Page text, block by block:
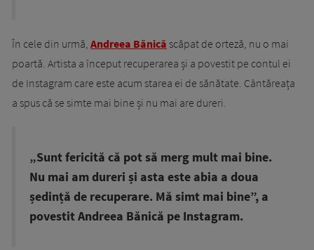
În cele din urmă, Andreea Bănică scăpat de orteză, nu o mai
poartă. Artista a început recuperarea și a povestit pe contul ei
de Instagram care este acum starea ei de sănătate. Cântăreața
a spus că se simte mai bine și nu mai are dureri.
„Sunt fericită că pot să merg mult mai bine.
Nu mai am dureri și asta este abia a doua
ședință de recuperare. Mă simt mai bine”, a
povestit Andreea Bănică pe Instagram.